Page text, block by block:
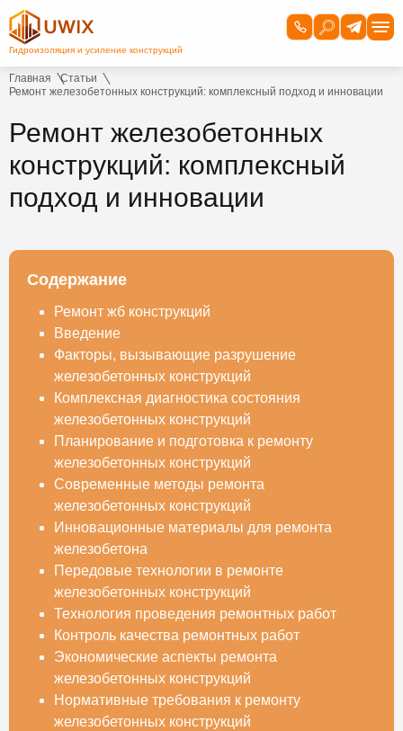
Главная
Статьи
Ремонт железобетонных конструкций: комплексный подход и инновации
Ремонт железобетонных
конструкций: комплексный
подход и инновации
Содержание
Ремонт жб конструкций
Введение
Факторы, вызывающие разрушение
железобетонных конструкций
Комплексная диагностика состояния
железобетонных конструкций
Планирование и подготовка к ремонту
железобетонных конструкций
Современные методы ремонта
железобетонных конструкций
Инновационные материалы для ремонта
железобетона
Передовые технологии в ремонте
железобетонных конструкций
Технология проведения ремонтных работ
Контроль качества ремонтных работ
Экономические аспекты ремонта
железобетонных конструкций
Нормативные требования к ремонту
железобетонных конструкций